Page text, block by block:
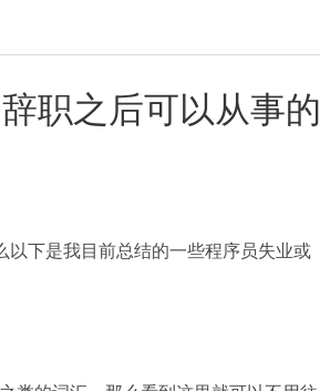
职之后可以从事的
下是我目前总结的一些程序员失业或